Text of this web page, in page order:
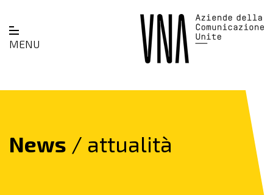
MENU
News / attualità